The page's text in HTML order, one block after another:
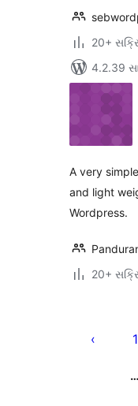
20+
4.2.39
A very
and light
Wordpress.
20+
પૃષ્ઠ
1
…